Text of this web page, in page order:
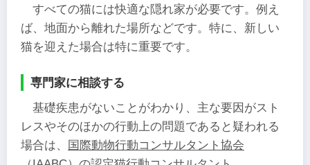
すべての猫には快適な隠れ家が必要です。例え
ば、地面から離れた場所などです。特に、新しい
猫を迎えた場合は特に重要です。
専門家に相談する
基礎疾患がないことがわかり、主な要因がスト
レスやそのほかの行動上の問題であると疑われる
場合は、
国際動物行動コンサルタント協会